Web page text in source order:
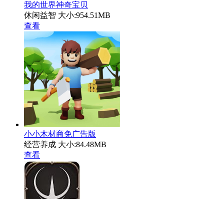
我的世界神奇宝贝
休闲益智 大小:954.51MB
查看
小小木材商免广告版
经营养成 大小:84.48MB
查看